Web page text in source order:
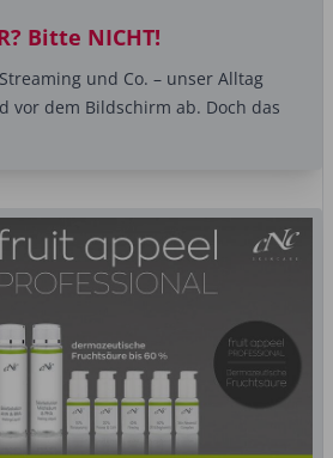
Bitte NICHT!
und Co. – unser Alltag
vor dem Bildschirm ab. Doch das